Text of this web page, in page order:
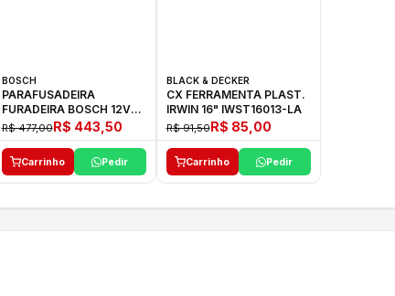
BOSCH
PARAFUSADEIRA
FURADEIRA BOSCH 12V
GSR 1000 SMART
R$ 477,00R$ 443,50
Carrinho Pedir
BLACK & DECKER
CX FERRAMENTA PLAST.
IRWIN 16" IWST16013-LA
R$ 91,50R$ 85,00
Carrinho Pedir